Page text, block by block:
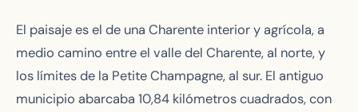
El paisaje es el de una Charente interior y agrícola, a
medio camino entre el valle del Charente, al norte, y
los límites de la Petite Champagne, al sur. El antiguo
municipio abarcaba 10,84 kilómetros cuadrados, con